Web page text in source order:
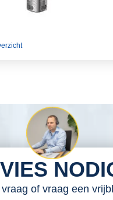
of vraag een